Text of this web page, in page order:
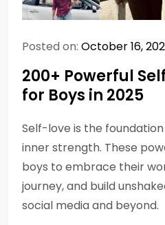
Posted on: October 16,
200+ Powerful
for Boys in 2025
Self-love is the
inner strength. These
boys to embrace their
journey, and build
social media and beyond.